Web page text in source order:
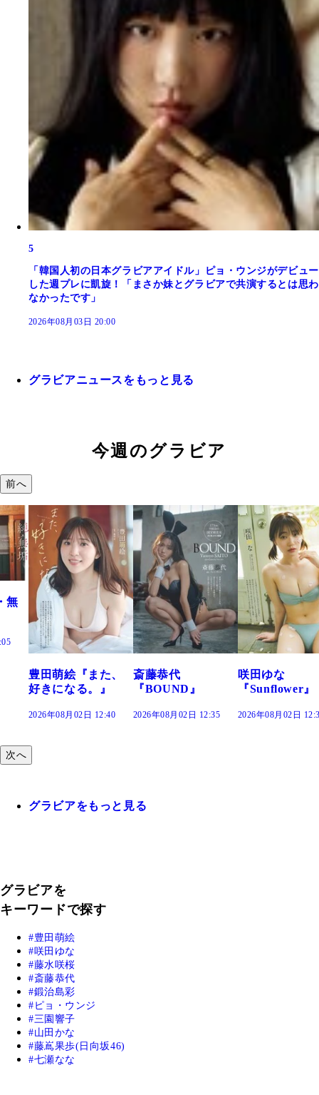
5
「韓国人初の日本グラビアアイドル」ピョ・ウンジがデビュー
した週プレに凱旋！「まさか妹とグラビアで共演するとは思わ
なかったです」
2026年08月03日 20:00
グラビアニュースをもっと見る
今週のグラビア
前へ
豊田萌絵『また、
好きになる。』
2026年08月02日 12:40
斎藤恭代
『BOUND』
2026年08月02日 12:35
咲田ゆな
『Sunflower』
2026年08月02日
無
次へ
グラビアをもっと見る
グラビアを
キーワードで探す
豊田萌絵
咲田ゆな
藤水咲桜
斎藤恭代
鍛治島彩
ピョ・ウンジ
三園響子
山田かな
藤嶌果歩(日向坂46)
七瀬なな